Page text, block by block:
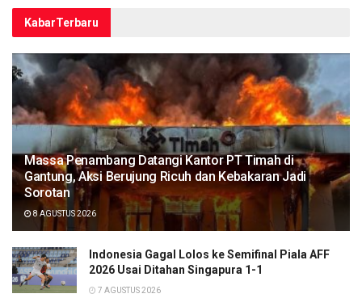
KabarTerbaru
Massa Penambang Datangi Kantor PT Timah di
Gantung, Aksi Berujung Ricuh dan Kebakaran Jadi
Sorotan
8 AGUSTUS 2026
Indonesia Gagal Lolos ke Semifinal Piala AFF
2026 Usai Ditahan Singapura 1-1
7 AGUSTUS 2026